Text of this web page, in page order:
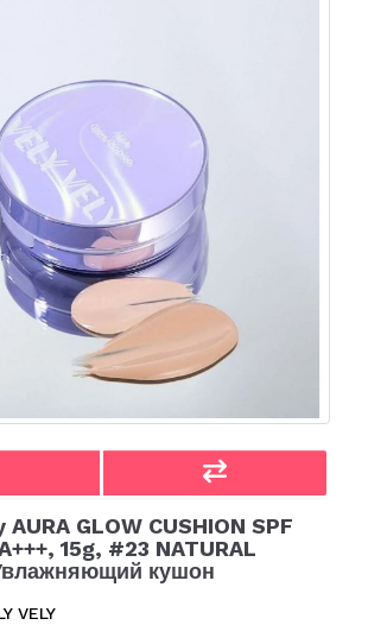
AURA GLOW CUSHION SPF
15g, #23 NATURAL
кушон
VELY